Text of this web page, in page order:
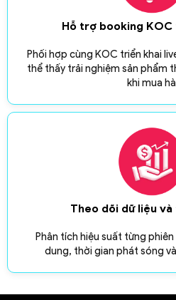
Hỗ trợ booking
Phối hợp cùng KOC triển khai
thể thấy trải nghiệm sản phẩm
khi mua
Theo dõi dữ liệu
Phân tích hiệu suất từng
dung, thời gian phát sóng